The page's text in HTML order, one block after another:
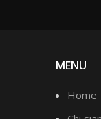
MENU
Home